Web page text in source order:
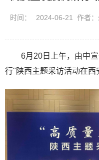
时间： 2024-06-21 作者：
6月20日上午，由中
行"陕西主题采访活动在西